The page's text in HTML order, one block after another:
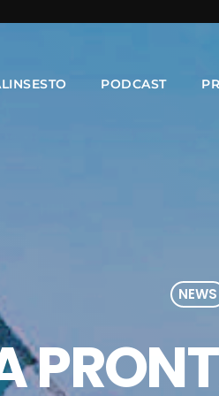
PODCAST
NEWS